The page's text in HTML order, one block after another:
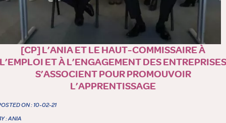
[CP] L’ANIA ET LE HAUT-COMMISSAIRE À
L’EMPLOI ET À L’ENGAGEMENT DES ENTREPRISES
S’ASSOCIENT POUR PROMOUVOIR
L’APPRENTISSAGE
ON : 10-02-21
: ANIA